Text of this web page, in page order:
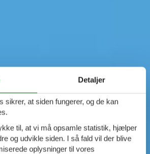
Detaljer
sikrer, at siden fungerer, og de kan
til, at vi må opsamle statistik, hjælper
og udvikle siden. I så fald vil der blive
oplysninger til vores